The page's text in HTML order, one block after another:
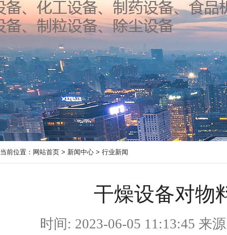
当前位置： 网站首页 > 新闻中心 > 行业新闻
干燥设备对物
时间: 2023-06-05 11:13:45 来